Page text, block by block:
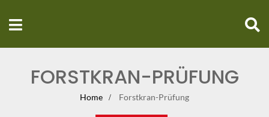
FORSTKRAN-PRÜFUNG
Home Forstkran-Prüfung